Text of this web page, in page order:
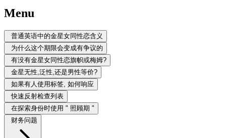
Menu
普通英语中的金星女同性恋含义
为什么这个期限会变成有争议的
有没有金星女同性恋旗帜或梅姆?
金星无性,泛性,还是男性等价?
如果有人使用标签, 如何响应
快速反射检查列表
在探索身份时使用 " 照顾期 "
财务问题